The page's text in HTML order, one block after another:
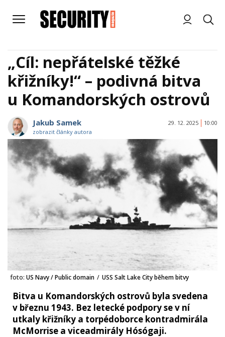
„Cíl: nepřátelské těžké
křižníky!“ – podivná bitva
u Komandorských ostrovů
Jakub Samek
zobrazit články autora
29. 12. 2025 10:00
foto: US Navy / Public domain / USS Salt Lake City během bitvy
Bitva u Komandorských ostrovů byla svedena
v březnu 1943. Bez letecké podpory se v ní
utkaly křižníky a torpédoborce kontradmirála
McMorrise a viceadmirály Hósógaji.